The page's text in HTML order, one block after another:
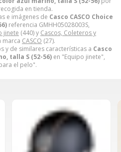
en tienda.
e imágenes de Casco CASCO Choice
referencia GMHH05028003S,
jinete (440) y Cascos, Coleteros y
marca CASCO (27).
y de similares características a Casco
talla S (52-56) en "Equipo jinete",
el pelo".